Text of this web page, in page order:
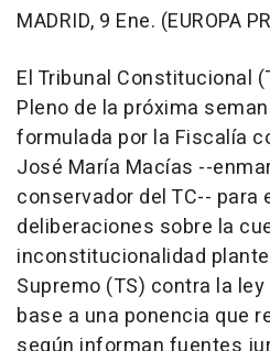
MADRID, 9 Ene. (EUROPA
El Tribunal Constitucional
Pleno de la próxima
formulada por la Fiscalía
José María Macías --
conservador del TC-- para
deliberaciones sobre la
inconstitucionalidad
Supremo (TS) contra la
base a una ponencia que